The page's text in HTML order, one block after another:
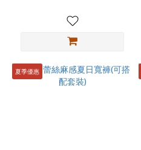
夏季優惠